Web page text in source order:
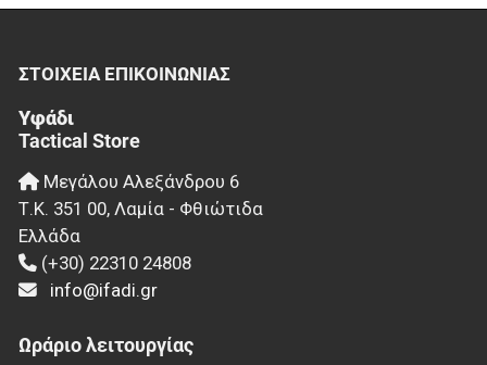
ΣΤΟΙΧΕΊΑ EΠΙΚΟΙΝΩΝΊΑΣ
Υφάδι
Tactical Store
Μεγάλου Αλεξάνδρου 6
Τ.Κ. 351 00, Λαμία - Φθιώτιδα
Ελλάδα
(+30) 22310 24808
info@ifadi.gr
Ωράριο λειτουργίας